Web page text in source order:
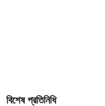
বিশেষ প্রতিনিধি